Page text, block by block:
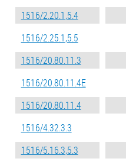
1516/2.20.1,5.4
1516/2.25.1,5.5
1516/20.80.11.3
1516/20.80.11.4E
1516/20.80.11.4
1516/4.32.3.3
1516/5.16.3,5.3